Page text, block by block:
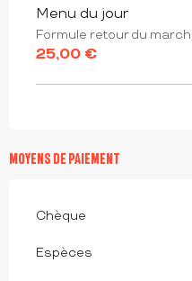
Menu du jour
Formule retour du
25,00 €
MOYENS DE PAIEMENT
Chèque
Espèces